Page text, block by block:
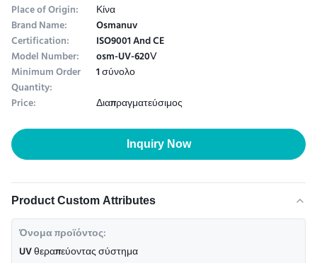
Place of Origin:
Κίνα
Brand Name: Osmanuv
Certification: ISO9001 And CE
Model Number: osm-UV-620Ⅴ
Minimum Order
Quantity:
1 σύνολο
Price:
Διαπραγματεύσιμος
Inquiry Now
Product Custom Attributes
Όνομα προϊόντος:
UV θεραπεύοντας σύστημα